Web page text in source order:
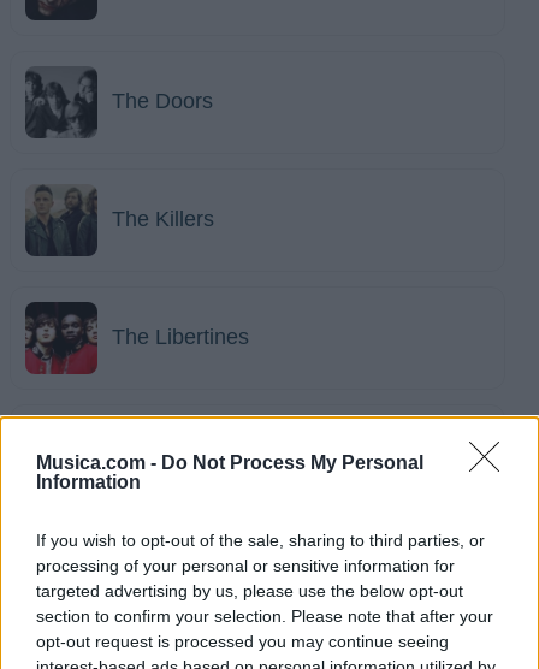
Musica.com - Do Not Process My Personal
Information
If you wish to opt-out of the sale, sharing to third parties, or
processing of your personal or sensitive information for
targeted advertising by us, please use the below opt-out
section to confirm your selection. Please note that after your
opt-out request is processed you may continue seeing
The Doors
The Killers
The Libertines
The Rolling Stones
The Smashing Pumpkins